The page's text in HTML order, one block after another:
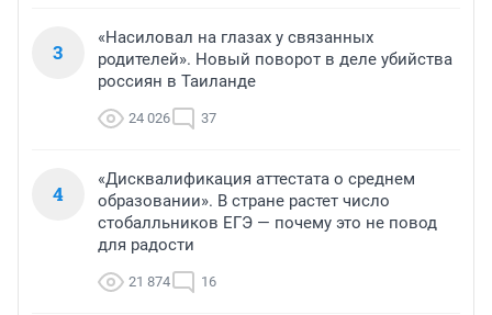
3
«Насиловал на глазах у связанных
родителей». Новый поворот в деле убийства
россиян в Таиланде
24 026 37
4
«Дисквалификация аттестата о среднем
образовании». В стране растет число
стобалльников ЕГЭ — почему это не повод
для радости
21 874 16